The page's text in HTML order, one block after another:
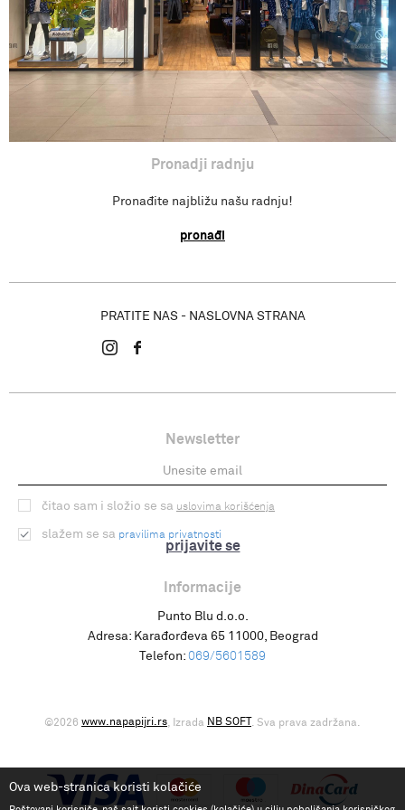
Pronadji radnju
Pronađite najbližu našu radnju!
pronađi
PRATITE NAS - NASLOVNA STRANA
Newsletter
prijavite se
čitao sam i složio se sa uslovima korišćenja
slažem se sa pravilima privatnosti
Informacije
Punto Blu d.o.o.
Adresa: Karađorđeva 65 11000, Beograd
Telefon: 069/5601589
©2026 www.napapijri.rs, Izrada NB SOFT . Sva prava zadržana.
Ova web-stranica koristi kolačiće